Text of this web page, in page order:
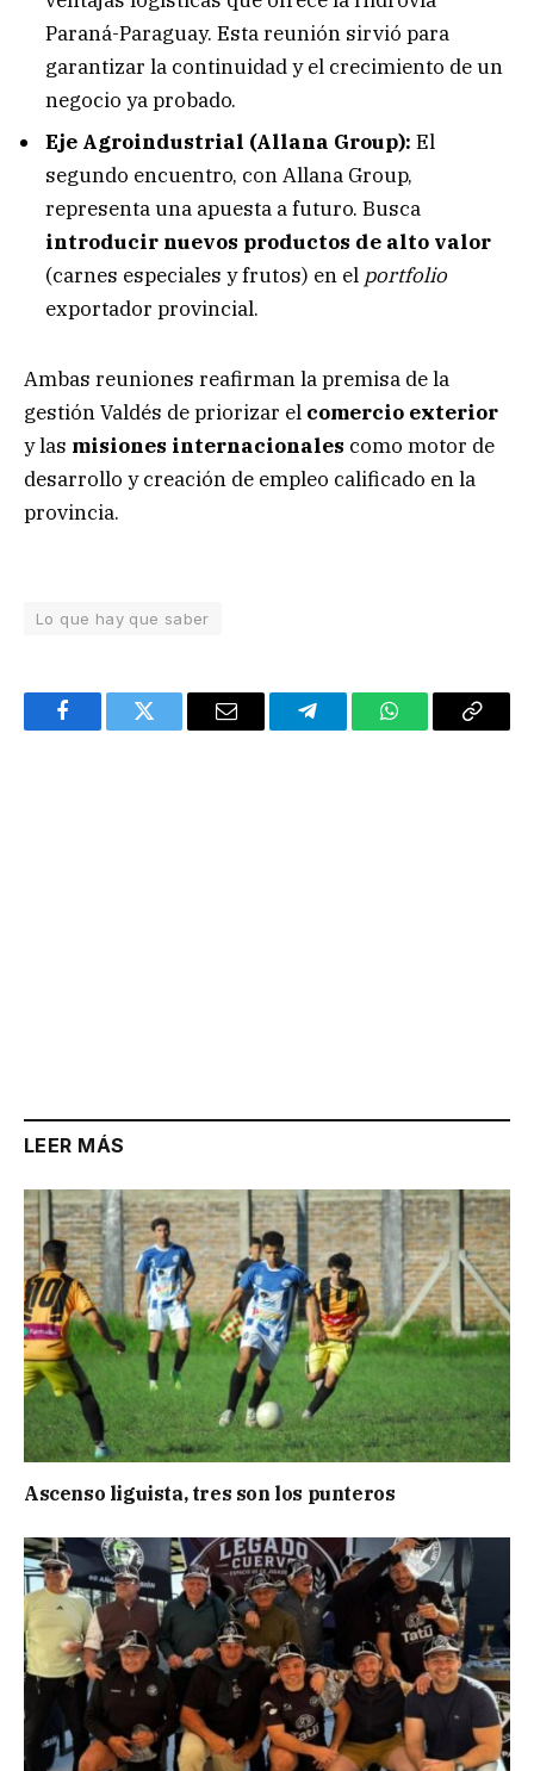
Paraná-Paraguay. Esta reunión sirvió para
garantizar la continuidad y el crecimiento de un
negocio ya probado.
Eje Agroindustrial (Allana Group): El
segundo encuentro, con Allana Group,
representa una apuesta a futuro. Busca
introducir nuevos productos de alto valor
(carnes especiales y frutos) en el portfolio
exportador provincial.
Ambas reuniones reafirman la premisa de la
gestión Valdés de priorizar el comercio exterior
y las misiones internacionales como motor de
desarrollo y creación de empleo calificado en la
provincia.
Lo que hay que saber
FacebookTwitter Email TelegramWhatsAppCopy
LEER MÁS
Ascenso liguista, tres son los punteros